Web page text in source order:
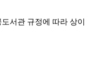
서관 규정에 따라 상이